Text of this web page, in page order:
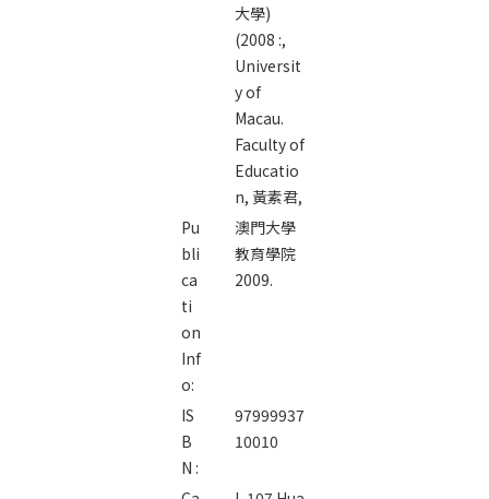
大學)
(2008 :,
Universit
y of
Macau.
Faculty of
Educatio
n, 黃素君,
Pu
bli
ca
ti
on
Inf
o:
澳門大學
教育學院
2009.
IS
B
N :
97999937
10010